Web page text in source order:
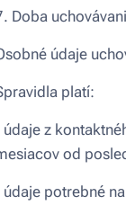
Doba
údaje
platí:
údaje z
od
údaje potrebné